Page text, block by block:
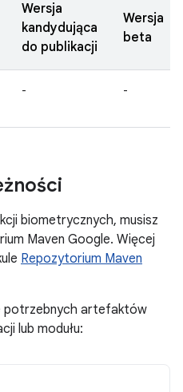
Wersja
kandydująca
do publikacji
Wersja
beta
- -
biometrycznych, musisz
Maven Google. Więcej
Repozytorium Maven
potrzebnych artefaktów
lub modułu: